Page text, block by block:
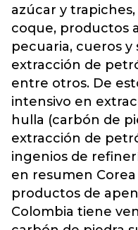
azúcar y
coque, productos
pecuaria, cueros y
extracción de
entre otros. De
intensivo en
hulla (carbón de
extracción de
ingenios de
en resumen
productos de
Colombia tiene